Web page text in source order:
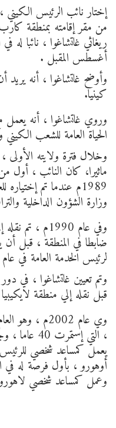
إختار نائب الرئيس
من مقر إقامته بمنطقة
ريغاثي غاتشاغوا ، نائبا له
أغسطس المقبل .
وأوضح غاتشاغوا ، أنه
كينيا.
وروي غاتشاغوا ، أنه
الحياة العامة للشعب
وخلال فترة ولايته الأولى
ماثيرا، كان النائب ، أول
1989م عندما تم
وزارة الشؤون الداخلية
وفي عام 1990م
ضابطا في المنطقة ، قبل أن
لرئيس الخدمة العامة في عام 1991م .
وتم تعيين غاتشاغوا ، في
قبل نقله إلي منطقة لايكيبيا عام
وي عام 2002م ،
يعمل كمساعد شخصي للرئيس
أوهورو ، بأول فرصة له في
وعمل كمساعد شخصي